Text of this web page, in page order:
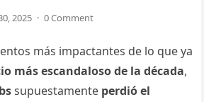
2025 · 0 Comment
más impactantes de lo que ya
más escandaloso de la década,
supuestamente perdió el